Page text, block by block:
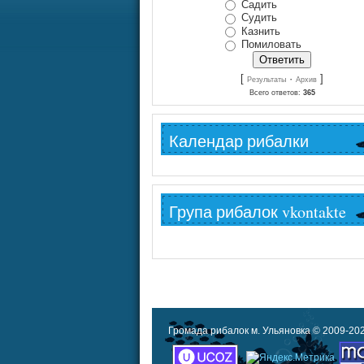
Садить
Судить
Казнить
Помиловать
[ Результаты · Архив ]
Всего ответов: 365
Календар рибалки
Група рибалок vkontakte
Громада рибалок м. Ульяновка © 2009-